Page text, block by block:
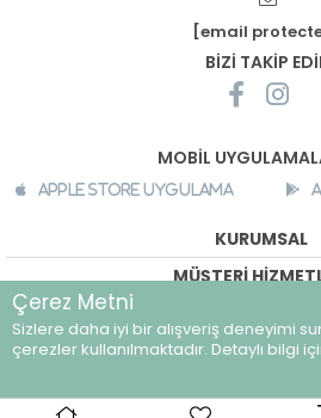
[email
BİZİ TAKİP
MOBİL
Apple Store Uygulama
KURUMSAL
MÜŞTERİ
©breeze.com.tr - Tüm
Çerez Metni
Sizlere daha iyi bir alışveriş deneyimi
çerezler kullanılmaktadır. Detaylı bilgi